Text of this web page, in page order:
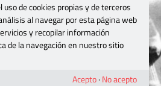
uso de cookies propias y de terceros
al navegar por esta página web
y recopilar información
de la navegación en nuestro sitio
Acepto· No acepto